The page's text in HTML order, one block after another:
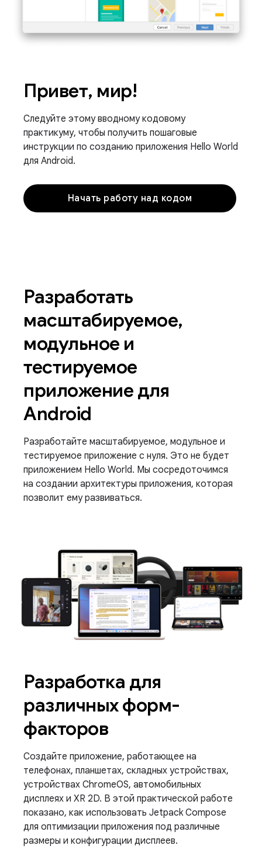
Привет, мир!
Следуйте этому вводному кодовому
практикуму, чтобы получить пошаговые
инструкции по созданию приложения Hello World
для Android.
Начать работу над кодом
Разработать
масштабируемое,
модульное и
тестируемое
приложение для
Android
Разработайте масштабируемое, модульное и
тестируемое приложение с нуля. Это не будет
приложением Hello World. Мы сосредоточимся
на создании архитектуры приложения, которая
позволит ему развиваться.
Разработка для
различных форм-
факторов
Создайте приложение, работающее на
телефонах, планшетах, складных устройствах,
устройствах ChromeOS, автомобильных
дисплеях и XR 2D. В этой практической работе
показано, как использовать Jetpack Compose
для оптимизации приложения под различные
размеры и конфигурации дисплеев.